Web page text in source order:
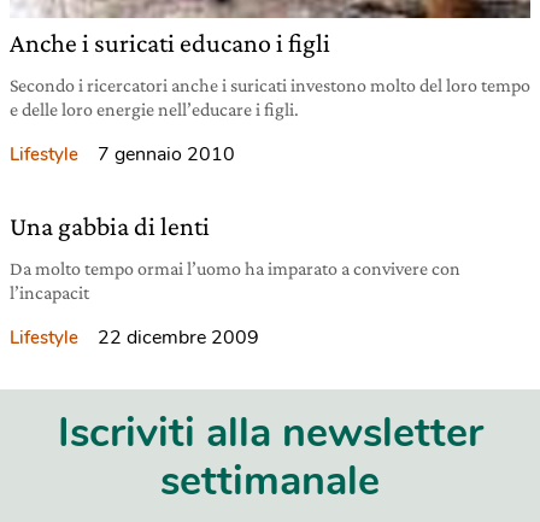
Anche i suricati educano i figli
Secondo i ricercatori anche i suricati investono molto del loro tempo
e delle loro energie nell’educare i figli.
Lifestyle 7 gennaio 2010
Una gabbia di lenti
Da molto tempo ormai l’uomo ha imparato a convivere con
l’incapacit
Lifestyle 22 dicembre 2009
Iscriviti alla newsletter
settimanale